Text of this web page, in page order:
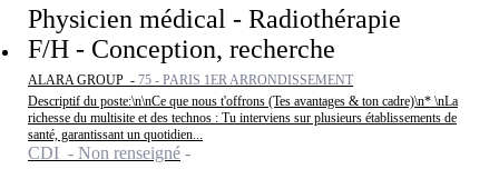
Physicien médical - Radiothérapie
F/H - Conception, recherche
ALARA GROUP - 75 - PARIS 1ER ARRONDISSEMENT
Descriptif du poste:\n\nCe que nous t'offrons (Tes avantages & ton cadre)\n* \nLa
richesse du multisite et des technos : Tu interviens sur plusieurs établissements de
santé, garantissant un quotidien...
CDI - Non renseigné